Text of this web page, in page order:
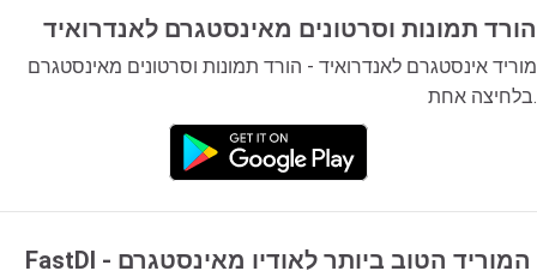
הורד תמונות וסרטונים מאינסטגרם לאנדרואיד
מוריד אינסטגרם לאנדרואיד - הורד תמונות וסרטונים מאינסטגרם
בלחיצה אחת.
FastDl - המוריד הטוב ביותר לאודיו מאינסטגרם